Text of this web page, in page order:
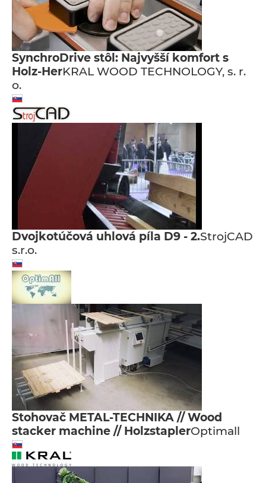
SynchroDrive stôl: Najvyšší komfort s
Holz-HerKRAL WOOD TECHNOLOGY, s. r.
o.
Dvojkotúčová uhlová píla D9 - 2.StrojCAD
s.r.o.
Stohovač METAL-TECHNIKA // Wood
stacker machine // HolzstaplerOptimall